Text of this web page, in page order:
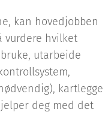
kan hovedjobben
vurdere hvilket
utarbeide
kartlegge
deg med det